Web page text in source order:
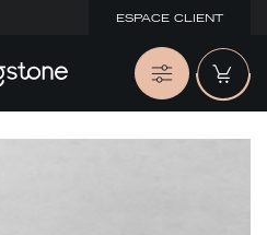
ESPACE CLIENT